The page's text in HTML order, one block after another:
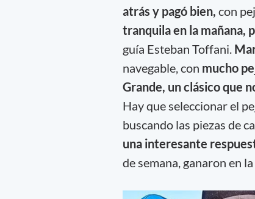
atrás y pagó bien, con
tranquila en la mañana,
guía Esteban Toffani.
navegable, con mucho
Grande, un clásico que
Hay que seleccionar el
buscando las piezas de
una interesante
de semana, ganaron en